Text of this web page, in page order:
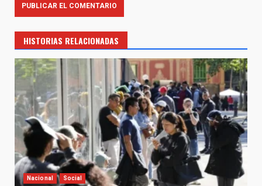
HISTORIAS RELACIONADAS
Nacional Social